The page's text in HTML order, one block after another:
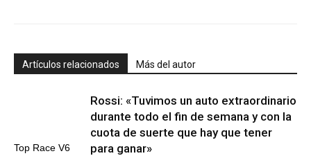
Artículos relacionados Más del autor
Top Race V6
Rossi: «Tuvimos un auto extraordinario
durante todo el fin de semana y con la
cuota de suerte que hay que tener
para ganar»